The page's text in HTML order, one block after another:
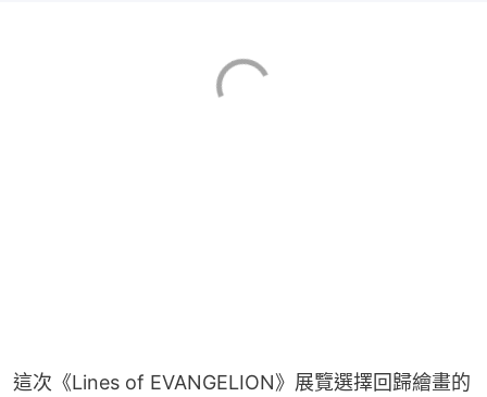
這次《Lines of EVANGELION》展覽選擇回歸繪畫的